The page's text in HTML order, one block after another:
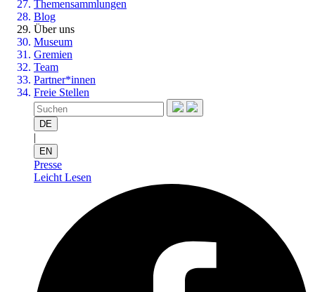
Themensammlungen
Blog
Über uns
Museum
Gremien
Team
Partner*innen
Freie Stellen
DE
|
EN
Presse
Leicht Lesen